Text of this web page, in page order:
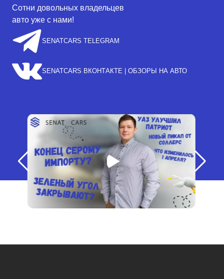
Сотни довольных владельцев
авто уже с нами!
SENATCARS TELEGRAM
SENATCARS ВКОНТАКТЕ | ОБЗОРЫ НА АВТО